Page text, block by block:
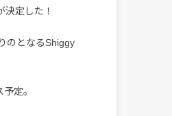
定した！
のとなるShiggy
定。